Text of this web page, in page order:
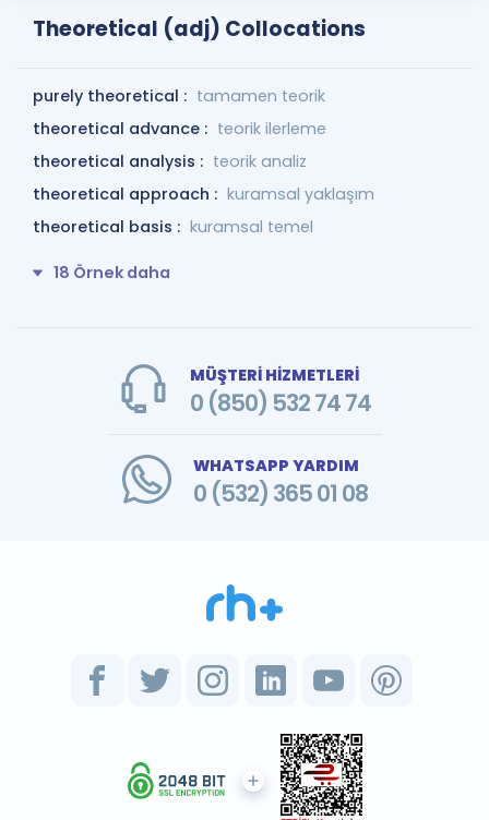
Theoretical (adj) Collocations
purely theoretical : tamamen teorik
theoretical advance : teorik ilerleme
theoretical analysis : teorik analiz
theoretical approach : kuramsal yaklaşım
theoretical basis : kuramsal temel
18 Örnek daha
MÜŞTERİ HİZMETLERİ
0 (850) 532 74 74
WHATSAPP YARDIM
0 (532) 365 01 08